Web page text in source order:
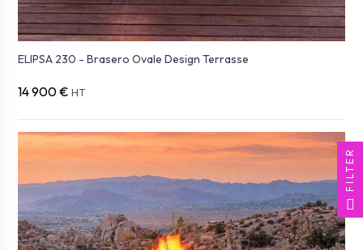
ELIPSA 230 - Brasero Ovale Design Terrasse
14 900 € HT
FILTER